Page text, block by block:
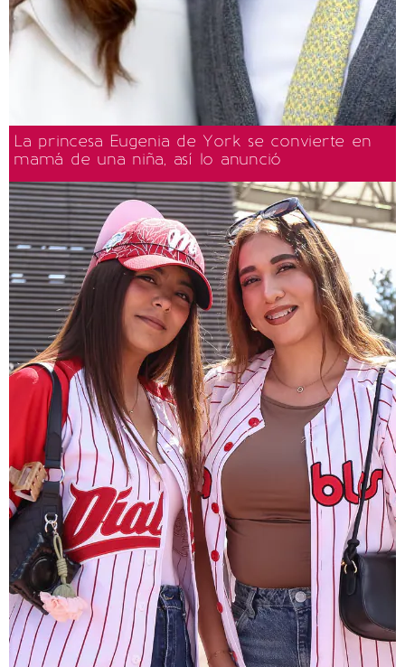
La princesa Eugenia de York se convierte en
mamá de una niña, así lo anunció